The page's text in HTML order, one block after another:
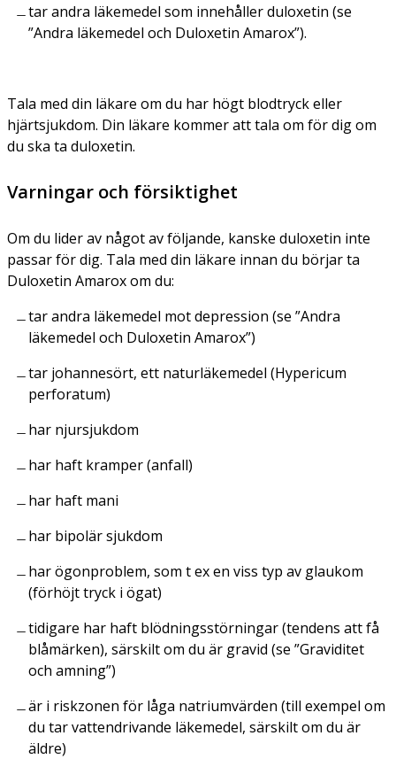
tar andra läkemedel som innehåller duloxetin (se
”Andra läkemedel och Duloxetin Amarox”).
Tala med din läkare om du har högt blodtryck eller
hjärtsjukdom. Din läkare kommer att tala om för dig om
du ska ta duloxetin.
Varningar och försiktighet
Om du lider av något av följande, kanske duloxetin inte
passar för dig. Tala med din läkare innan du börjar ta
Duloxetin Amarox om du:
tar andra läkemedel mot depression (se ”Andra
läkemedel och Duloxetin Amarox”)
tar johannesört, ett naturläkemedel (Hypericum
perforatum)
har njursjukdom
har haft kramper (anfall)
har haft mani
har bipolär sjukdom
har ögonproblem, som t ex en viss typ av glaukom
(förhöjt tryck i ögat)
tidigare har haft blödningsstörningar (tendens att få
blåmärken), särskilt om du är gravid (se ”Graviditet
och amning”)
är i riskzonen för låga natriumvärden (till exempel om
du tar vattendrivande läkemedel, särskilt om du är
äldre)